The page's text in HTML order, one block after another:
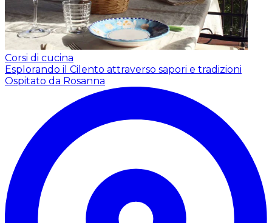
Corsi di cucina
Esplorando il Cilento attraverso sapori e tradizioni
Ospitato da Rosanna